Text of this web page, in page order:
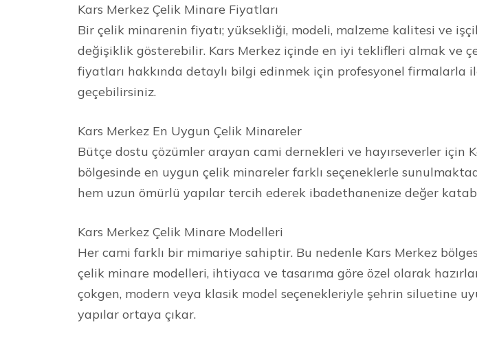
Kars Merkez Çelik Minare Fiyatları
Bir çelik minarenin fiyatı; yüksekliği, modeli, malzeme kalitesi ve
değişiklik gösterebilir. Kars Merkez içinde en iyi teklifleri almak ve
fiyatları hakkında detaylı bilgi edinmek için profesyonel firmalarla
geçebilirsiniz.
Kars Merkez En Uygun Çelik Minareler
Bütçe dostu çözümler arayan cami dernekleri ve hayırseverler için
bölgesinde en uygun çelik minareler farklı seçeneklerle
hem uzun ömürlü yapılar tercih ederek ibadethanenize değer
Kars Merkez Çelik Minare Modelleri
Her cami farklı bir mimariye sahiptir. Bu nedenle Kars Merkez
çelik minare modelleri, ihtiyaca ve tasarıma göre özel olarak
çokgen, modern veya klasik model seçenekleriyle şehrin siluetine
yapılar ortaya çıkar.